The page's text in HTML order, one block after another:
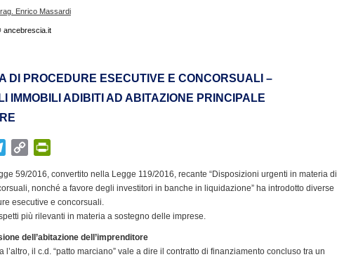
Enrico Massardi
ancebrescia.it
DI PROCEDURE ESECUTIVE E CONCORSUALI –
IMMOBILI ADIBITI AD ABITAZIONE PRINCIPALE
l
e
g
a
C
p
y
L
n
i
n
t
r
59/2016, convertito nella Legge 119/2016, recante “Disposizioni urgenti in materia di
nonché a favore degli investitori in banche in liquidazione” ha introdotto diverse
esecutive e concorsuali.
più rilevanti in materia a sostegno delle imprese.
dell’abitazione dell’imprenditore
l’altro, il c.d. “patto marciano” vale a dire il contratto di finanziamento concluso tra un